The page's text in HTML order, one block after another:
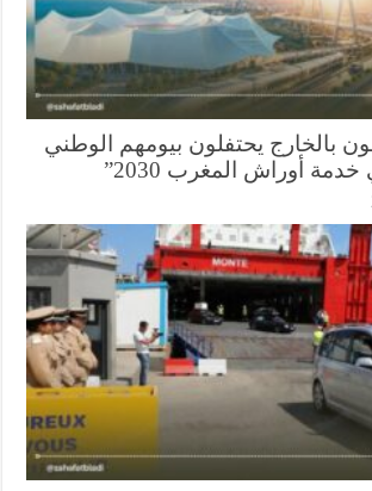
يحتفلون بيومهم الوطني
المغرب 2030”